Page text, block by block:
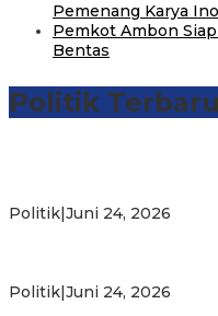
Pemenang Karya
Pemkot Ambon
Bentas
Politik Terbaru
Politik Juni 24, 2026
Politik Juni 24, 2026